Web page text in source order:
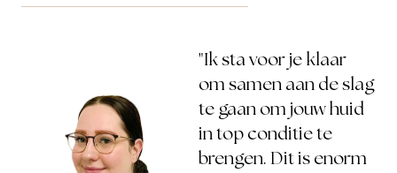
om samen aan de slag
te gaan om jouw huid
in top conditie te
brengen. Dit is enorm